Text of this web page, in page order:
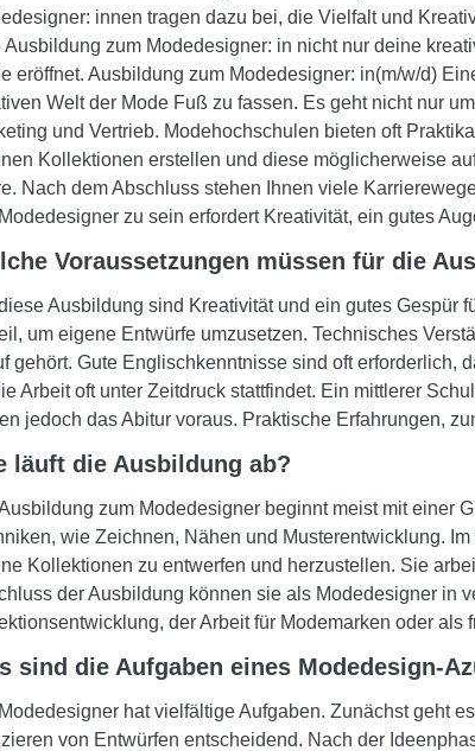
innen tragen dazu bei, die Vielfalt und
Ausbildung zum Modedesigner: in nicht nur deine
eröffnet. Ausbildung zum Modedesigner: in(m/w/d)
Welt der Mode Fuß zu fassen. Es geht nicht nur
und Vertrieb. Modehochschulen bieten oft
Kollektionen erstellen und diese möglicherweise
Nach dem Abschluss stehen Ihnen viele
zu sein erfordert Kreativität, ein gutes
Voraussetzungen müssen für die
Ausbildung sind Kreativität und ein gutes Gespür
um eigene Entwürfe umzusetzen. Technisches
gehört. Gute Englischkenntnisse sind oft erforderlich,
Arbeit oft unter Zeitdruck stattfindet. Ein mittlerer
jedoch das Abitur voraus. Praktische Erfahrungen,
läuft die Ausbildung ab?
zum Modedesigner beginnt meist mit einer
wie Zeichnen, Nähen und Musterentwicklung.
Kollektionen zu entwerfen und herzustellen. Sie
der Ausbildung können sie als Modedesigner in
der Arbeit für Modemarken oder als
sind die Aufgaben eines Modedesign-
hat vielfältige Aufgaben. Zunächst geht
von Entwürfen entscheidend. Nach der